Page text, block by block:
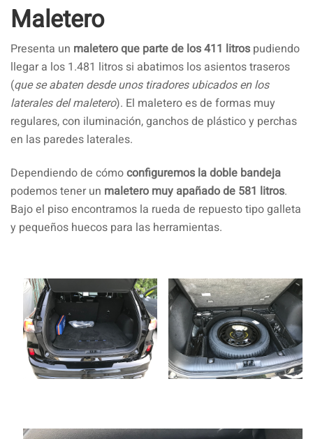
Maletero
Presenta un maletero que parte de los 411 litros pudiendo
llegar a los 1.481 litros si abatimos los asientos traseros
(que se abaten desde unos tiradores ubicados en los
laterales del maletero). El maletero es de formas muy
regulares, con iluminación, ganchos de plástico y perchas
en las paredes laterales.
Dependiendo de cómoconfiguremos la doble bandeja
podemos tener un maletero muy apañado de 581 litros.
Bajo el piso encontramos la rueda de repuesto tipo galleta
y pequeños huecos para las herramientas.